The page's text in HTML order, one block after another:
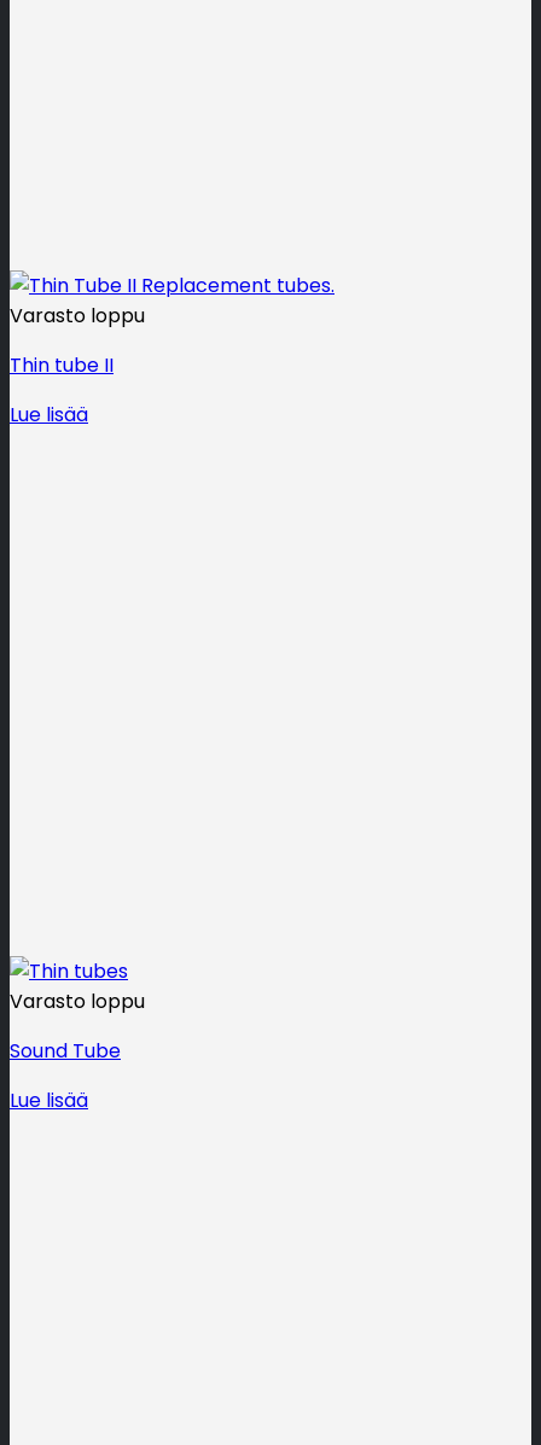
Varasto loppu
Thin tube II
Lue lisää
Varasto loppu
Sound Tube
Lue lisää